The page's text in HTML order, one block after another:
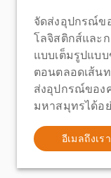
จัดส่งอุปกรณ์ข
โลจิสติกส์และ
แบบเต็มรูปแบบ
ตอนตลอดเส้นท
ส่งอุปกรณ์ของ
มหาสมุทรได้อ
อีเมลถึงเรา